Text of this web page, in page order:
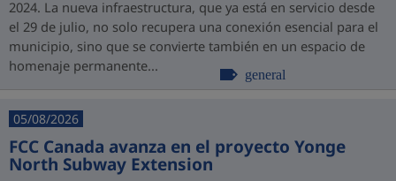
2024. La nueva infraestructura, que ya está en servicio desde
el 29 de julio, no solo recupera una conexión esencial para el
municipio, sino que se convierte también en un espacio de
homenaje permanente...
general
05/08/2026
FCC Canada avanza en el proyecto Yonge
North Subway Extension